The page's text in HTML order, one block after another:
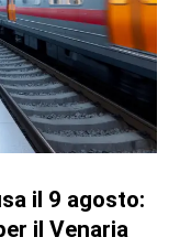
il 9 agosto:
il Venaria